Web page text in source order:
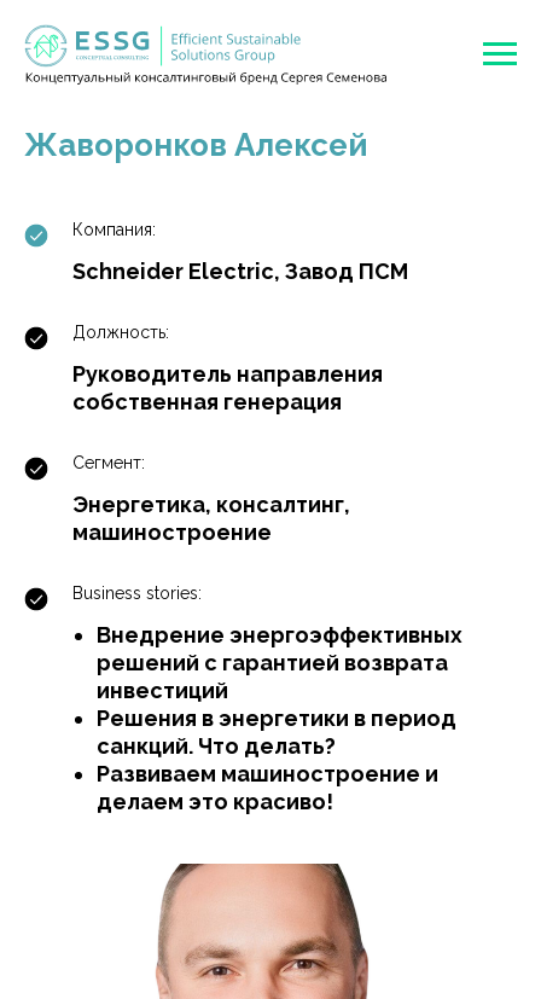
Жаворонков Алексей
Компания:
Schneider Electric, Завод ПСМ
Должность:
Руководитель направления
собственная генерация
Сегмент:
Энергетика, консалтинг,
машиностроение
Business stories:
Внедрение энергоэффективных
решений с гарантией возврата
инвестиций
Решения в энергетики в период
санкций. Что делать?
Развиваем машиностроение и
делаем это красиво!